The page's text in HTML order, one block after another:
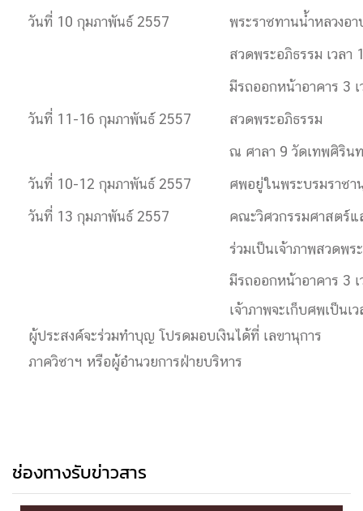
วันที่ 10 กุมภาพันธ์ 2557
พระราชทานน้ำหลวงอ
สวดพระอภิธรรม เวลา
มีรถออกหน้าอาคาร 3
วันที่ 11-16 กุมภาพันธ์ 2557
สวดพระอภิธรรม
ณ ศาลา 9 วัดเทพศิริน
วันที่ 10-12 กุมภาพันธ์ 2557
ศพอยู่ในพระบรมราชา
วันที่ 13 กุมภาพันธ์ 2557
คณะวิศวกรรมศาสตร์แ
ร่วมเป็นเจ้าภาพสวดพร
มีรถออกหน้าอาคาร 3
เจ้าภาพจะเก็บศพเป็นเ
ผู้ประสงค์จะร่วมทำบุญ โปรดมอบเงินได้ที่ เลขานุการ
ภาควิชาฯ หรือผู้อำนวยการฝ่ายบริหาร
ช่องทางรับข่าวสาร